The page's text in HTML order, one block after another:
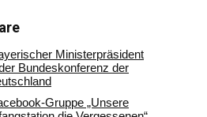
Ministerpräsident
Bundeskonferenz der
Gruppe „Unsere